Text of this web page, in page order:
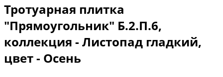
Тротуарная плитка
"Прямоугольник" Б.2.П.6,
коллекция - Листопад гладкий,
цвет - Осень